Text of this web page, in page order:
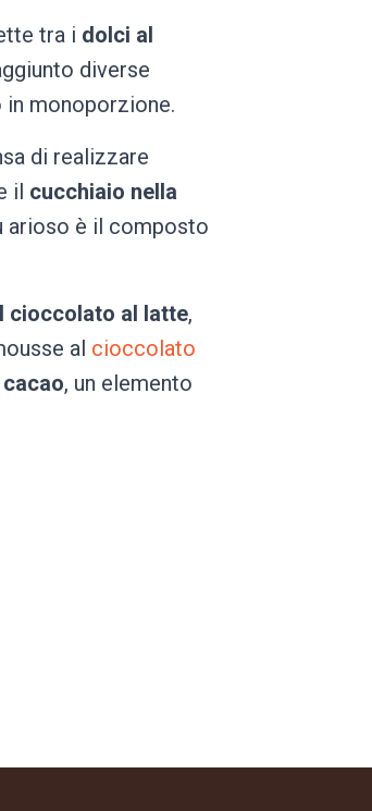
tra i dolci al
diverse
monoporzione.
di realizzare
il cucchiaio nella
arioso è il composto
cioccolato al latte,
al cioccolato
, un elemento